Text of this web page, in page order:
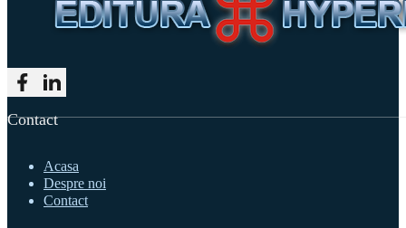
Follow me on Facebook
Follow me on LinkedIn
Contact
Acasa
Despre noi
Contact